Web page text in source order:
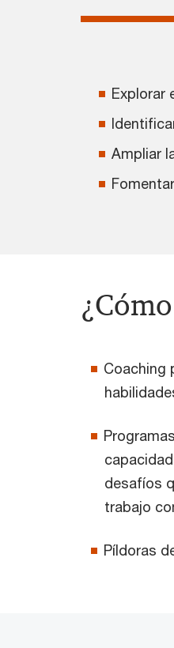
Explorar
Ampliar
Coaching
desafíos
trabajo
Píldoras